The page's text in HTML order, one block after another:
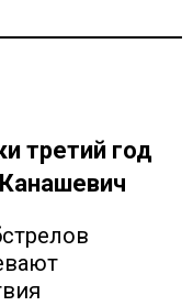
третий год